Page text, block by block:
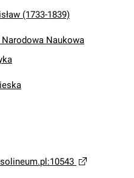
(1733-1839)
Naukowa